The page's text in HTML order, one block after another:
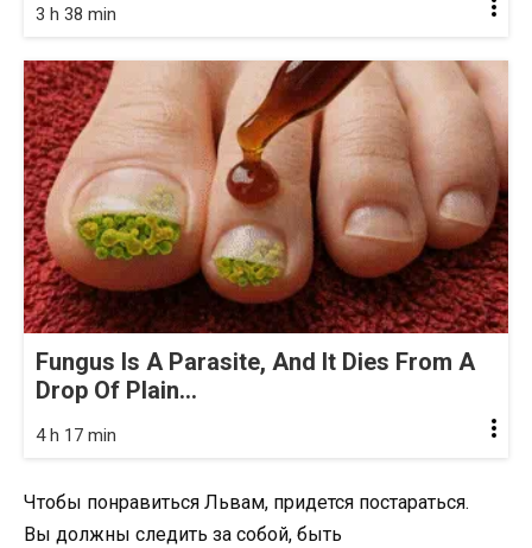
3 h 38 min
Fungus Is A Parasite, And It Dies From A
Drop Of Plain...
4 h 17 min
Чтобы понравиться Львам, придется постараться.
Вы должны следить за собой, быть